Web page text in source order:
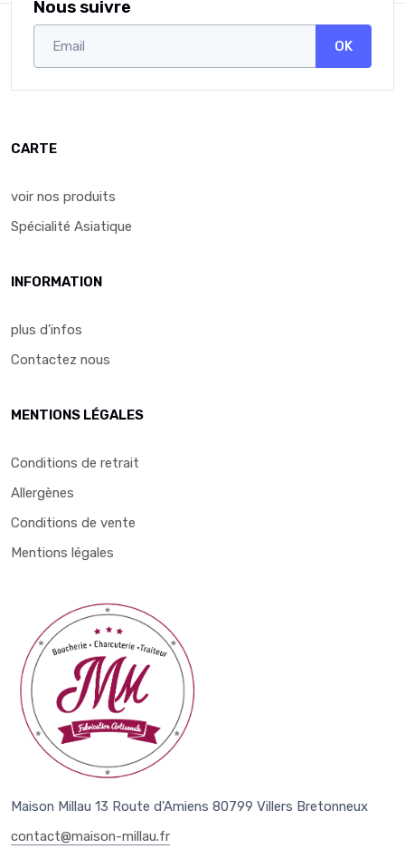
Nous suivre
OK
CARTE
voir nos produits
Spécialité Asiatique
INFORMATION
plus d'infos
Contactez nous
MENTIONS LÉGALES
Conditions de retrait
Allergènes
Conditions de vente
Mentions légales
Maison Millau 13 Route d'Amiens 80799 Villers Bretonneux
contact@maison-millau.fr